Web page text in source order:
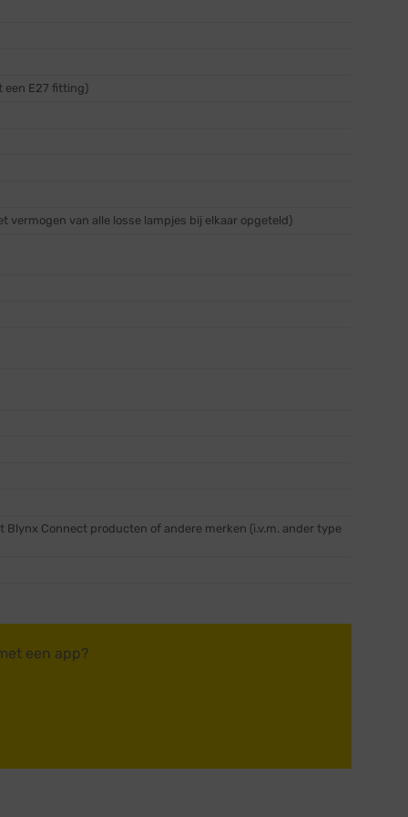
een E27 fitting)
van alle losse lampjes bij elkaar opgeteld)
Blynx Connect producten of andere merken (i.v.m. ander type
een app?